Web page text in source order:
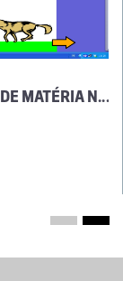
FLUXOS DE ENERGIA E CIRCULAÇÃO DE MATÉRIA NOS ECOSSISTEMAS